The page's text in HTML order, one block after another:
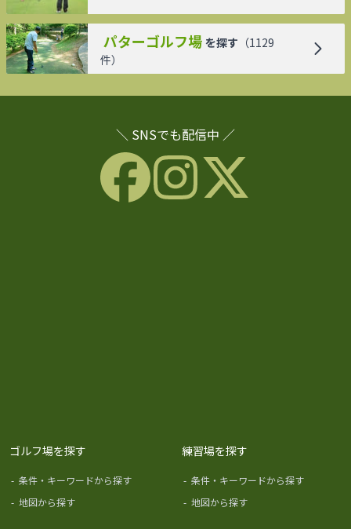
パターゴルフ場 を探す （1129
件）
＼ SNSでも配信中 ／
ゴルフ場を探す
- 条件・キーワードから探す
- 地図から探す
練習場を探す
- 条件・キーワードから探す
- 地図から探す